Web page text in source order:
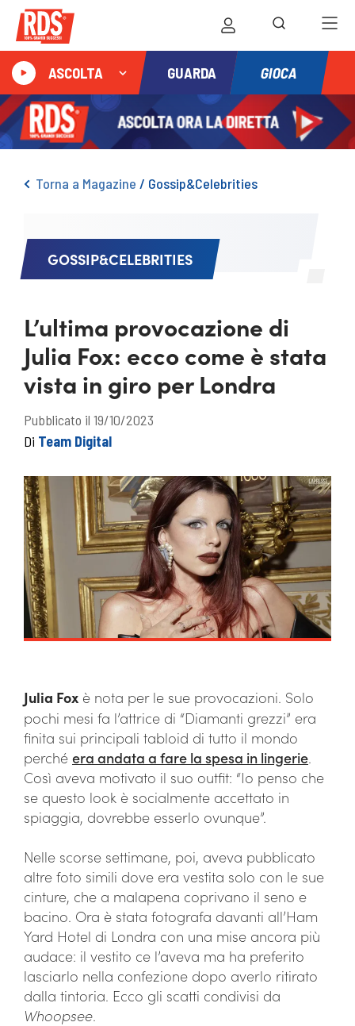
ASCOLTA GUARDA GIOCA
Torna a Magazine / Gossip&Celebrities
GOSSIP&CELEBRITIES
L’ultima provocazione di
Julia Fox: ecco come è stata
vista in giro per Londra
Pubblicato il 19/10/2023
Di Team Digital
Julia Fox è nota per le sue provocazioni. Solo
pochi mesi fa l’attrice di “Diamanti grezzi” era
finita sui principali tabloid di tutto il mondo
perché era andata a fare la spesa in lingerie.
Così aveva motivato il suo outfit: “Io penso che
se questo look è socialmente accettato in
spiaggia, dovrebbe esserlo ovunque”.
Nelle scorse settimane, poi, aveva pubblicato
altre foto simili dove era vestita solo con le sue
cinture, che a malapena coprivano il seno e
bacino. Ora è stata fotografa davanti all’Ham
Yard Hotel di Londra con una mise ancora più
audace: il vestito ce l’aveva ma ha preferito
lasciarlo nella confezione dopo averlo ritirato
dalla tintoria. Ecco gli scatti condivisi da
Whoopsee.